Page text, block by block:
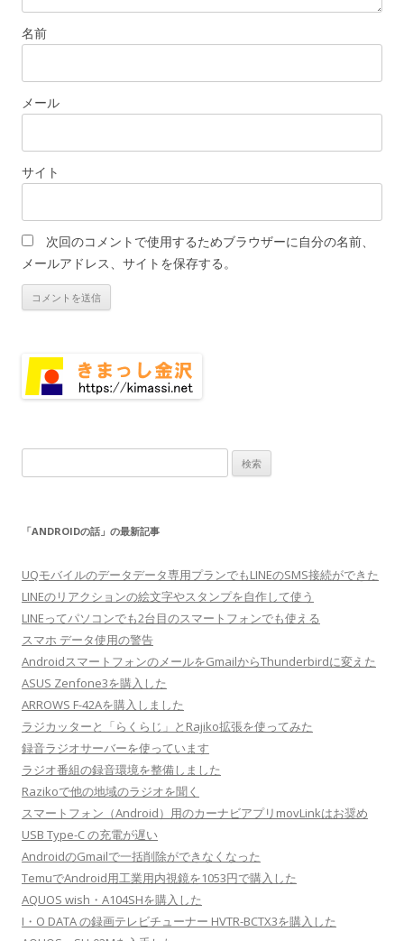
名前
メール
サイト
次回のコメントで使用するためブラウザーに自分の名前、
メールアドレス、サイトを保存する。
索:
「ANDROIDの話」の最新記事
UQモバイルのデータデータ専用プランでもLINEのSMS接続ができた
LINEのリアクションの絵文字やスタンプを自作して使う
LINEってパソコンでも2台目のスマートフォンでも使える
スマホ データ使用の警告
AndroidスマートフォンのメールをGmailからThunderbirdに変えた
ASUS Zenfone3を購入した
ARROWS F-42Aを購入しました
ラジカッターと「らくらじ」とRajiko拡張を使ってみた
録音ラジオサーバーを使っています
ラジオ番組の録音環境を整備しました
Razikoで他の地域のラジオを聞く
スマートフォン（Android）用のカーナビアプリmovLinkはお奨め
USB Type-C の充電が遅い
AndroidのGmailで一括削除ができなくなった
TemuでAndroid用工業用内視鏡を1053円で購入した
AQUOS wish・A104SHを購入した
I・O DATA の録画テレビチューナー HVTR-BCTX3を購入した